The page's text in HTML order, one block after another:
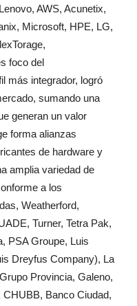
AWS, Acunetix,
Microsoft, HPE, LG,
foco del
más integrador, logró
sumando una
generan un valor
forma alianzas
de hardware y
amplia variedad de
a los
Weatherford,
Turner, Tetra Pak,
PSA Groupe, Luis
Dreyfus Company), La
Provincia, Galeno,
CHUBB, Banco Ciudad,